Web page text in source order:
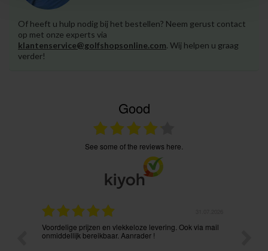
Of heeft u hulp nodig bij het bestellen? Neem gerust contact
op met onze experts via
klantenservice@golfshopsonline.com. Wij helpen u graag
verder!
Good
see some of the reviews here.
Voordelige prijzen en vlekkeloze levering. Ook via mail
onmiddellijk bereikbaar. Aanrader !